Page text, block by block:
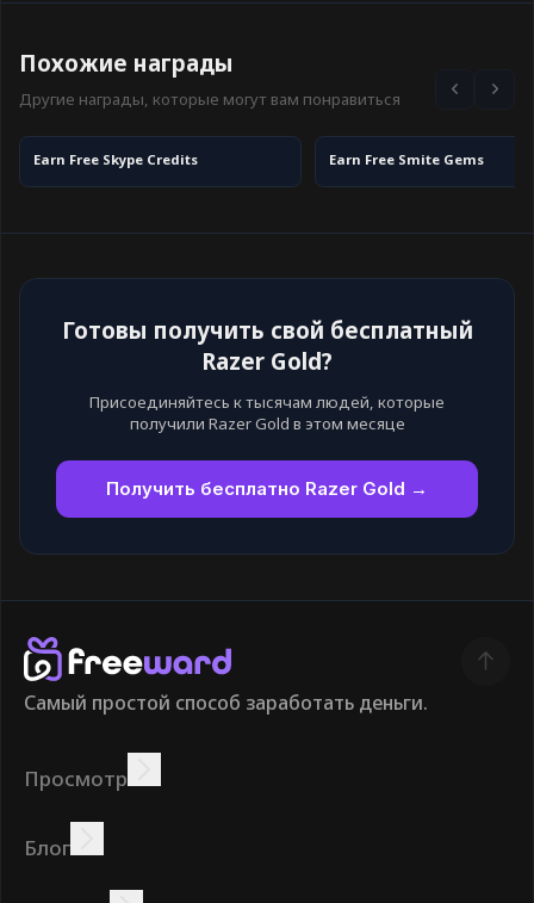
Похожие награды
Другие награды, которые могут вам понравиться
Earn Free Skype Credits Earn Free Smite Gems
Готовы получить свой бесплатный
Razer Gold?
Присоединяйтесь к тысячам людей, которые
получили Razer Gold в этом месяце
Получить бесплатно Razer Gold →
Самый простой способ заработать деньги.
Просмотр
Зарабатывать
Блог
Зарабатывайте онлайн